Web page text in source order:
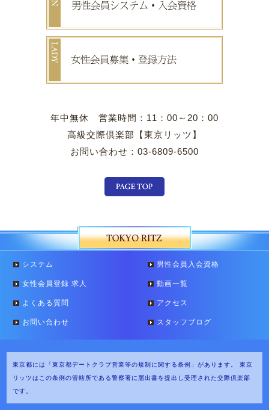
年中無休 営業時間：11：00～20：00
高級交際倶楽部【東京リッツ】
お問い合わせ：03-6809-6500
システム 男性会員入会資格
女性会員登録 求人 動画一覧
よくある質問 アクセス
お問い合わせ スタッフブログ
東京都には「東京都デートクラブ営業等の規制に関する条例」があります。
東京
リッツはこの条例の管轄所である警察署に届出書を提出し受理された交際倶楽部
です。